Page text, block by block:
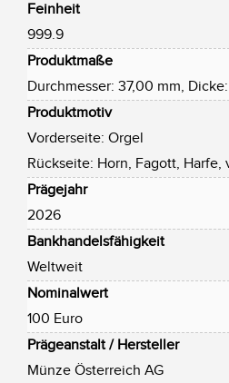
Feinheit
999.9
Produktmaße
Durchmesser: 37,00 mm,
Produktmotiv
Vorderseite: Orgel
Rückseite: Horn, Fagott, Harfe,
Prägejahr
2026
Bankhandelsfähigkeit
Weltweit
Nominalwert
100 Euro
Prägeanstalt / Hersteller
Münze Österreich AG